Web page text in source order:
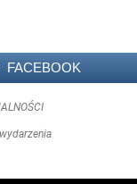
FACEBOOK